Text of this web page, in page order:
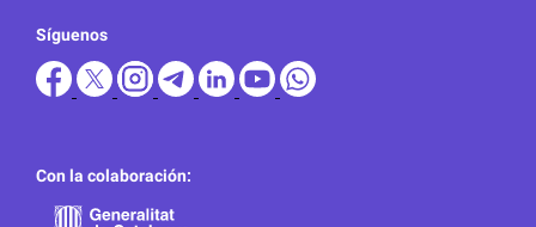
Síguenos
Con la colaboración: